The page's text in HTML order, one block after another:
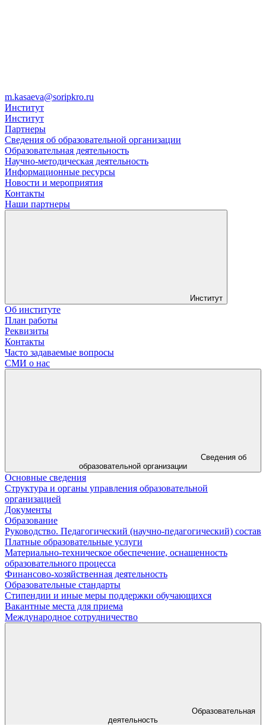
m.kasaeva@soripkro.ru
Институт
Институт
Партнеры
Сведения об образовательной организации
Образовательная деятельность
Научно-методическая деятельность
Информационные ресурсы
Новости и мероприятия
Контакты
Наши партнеры
Институт
Об институте
План работы
Реквизиты
Контакты
Часто задаваемые вопросы
СМИ о нас
Сведения об
образовательной организации
Основные сведения
Структура и органы управления образовательной
организацией
Документы
Образование
Руководство. Педагогический (научно-педагогический) состав
Платные образовательные услуги
Материально-техническое обеспечение, оснащенность
образовательного процесса
Финансово-хозяйственная деятельность
Образовательные стандарты
Стипендии и иные меры поддержки обучающихся
Вакантные места для приема
Международное сотрудничество
Образовательная
деятельность